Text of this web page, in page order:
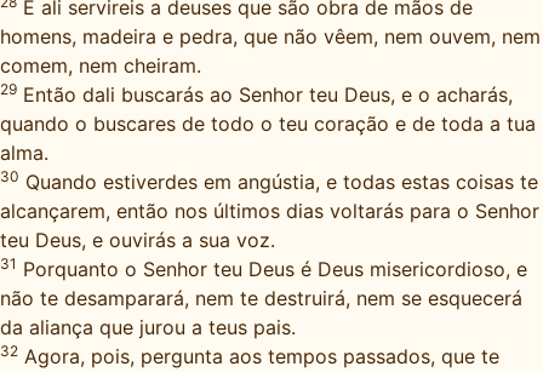
E ali servireis a deuses que são obra de mãos de
homens, madeira e pedra, que não vêem, nem ouvem, nem
comem, nem cheiram.
29 Então dali buscarás ao Senhor teu Deus, e o acharás,
quando o buscares de todo o teu coração e de toda a tua
alma.
30 Quando estiverdes em angústia, e todas estas coisas te
alcançarem, então nos últimos dias voltarás para o Senhor
teu Deus, e ouvirás a sua voz.
31 Porquanto o Senhor teu Deus é Deus misericordioso, e
não te desamparará, nem te destruirá, nem se esquecerá
da aliança que jurou a teus pais.
32 Agora, pois, pergunta aos tempos passados, que te